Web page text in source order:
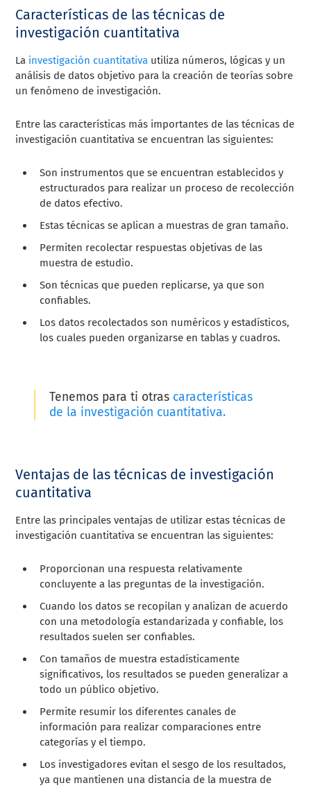
Características de las técnicas de
investigación cuantitativa
La investigación cuantitativa utiliza números, lógicas y un
análisis de datos objetivo para la creación de teorías sobre
un fenómeno de investigación.
Entre las características más importantes de las técnicas de
investigación cuantitativa se encuentran las siguientes:
Son instrumentos que se encuentran establecidos y
estructurados para realizar un proceso de recolección
de datos efectivo.
Estas técnicas se aplican a muestras de gran tamaño.
Permiten recolectar respuestas objetivas de las
muestra de estudio.
Son técnicas que pueden replicarse, ya que son
confiables.
Los datos recolectados son numéricos y estadísticos,
los cuales pueden organizarse en tablas y cuadros.
Tenemos para ti otras características
de la investigación cuantitativa.
Ventajas de las técnicas de investigación
cuantitativa
Entre las principales ventajas de utilizar estas técnicas de
investigación cuantitativa se encuentran las siguientes:
Proporcionan una respuesta relativamente
concluyente a las preguntas de la investigación.
Cuando los datos se recopilan y analizan de acuerdo
con una metodología estandarizada y confiable, los
resultados suelen ser confiables.
Con tamaños de muestra estadísticamente
significativos, los resultados se pueden generalizar a
todo un público objetivo.
Permite resumir los diferentes canales de
información para realizar comparaciones entre
categorías y el tiempo.
Los investigadores evitan el sesgo de los resultados,
ya que mantienen una distancia de la muestra de